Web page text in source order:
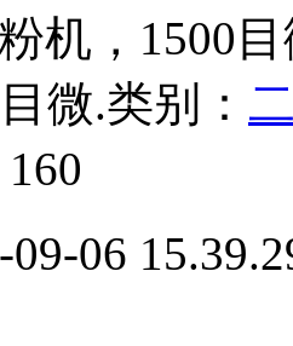
机，1500
微.类别：
06